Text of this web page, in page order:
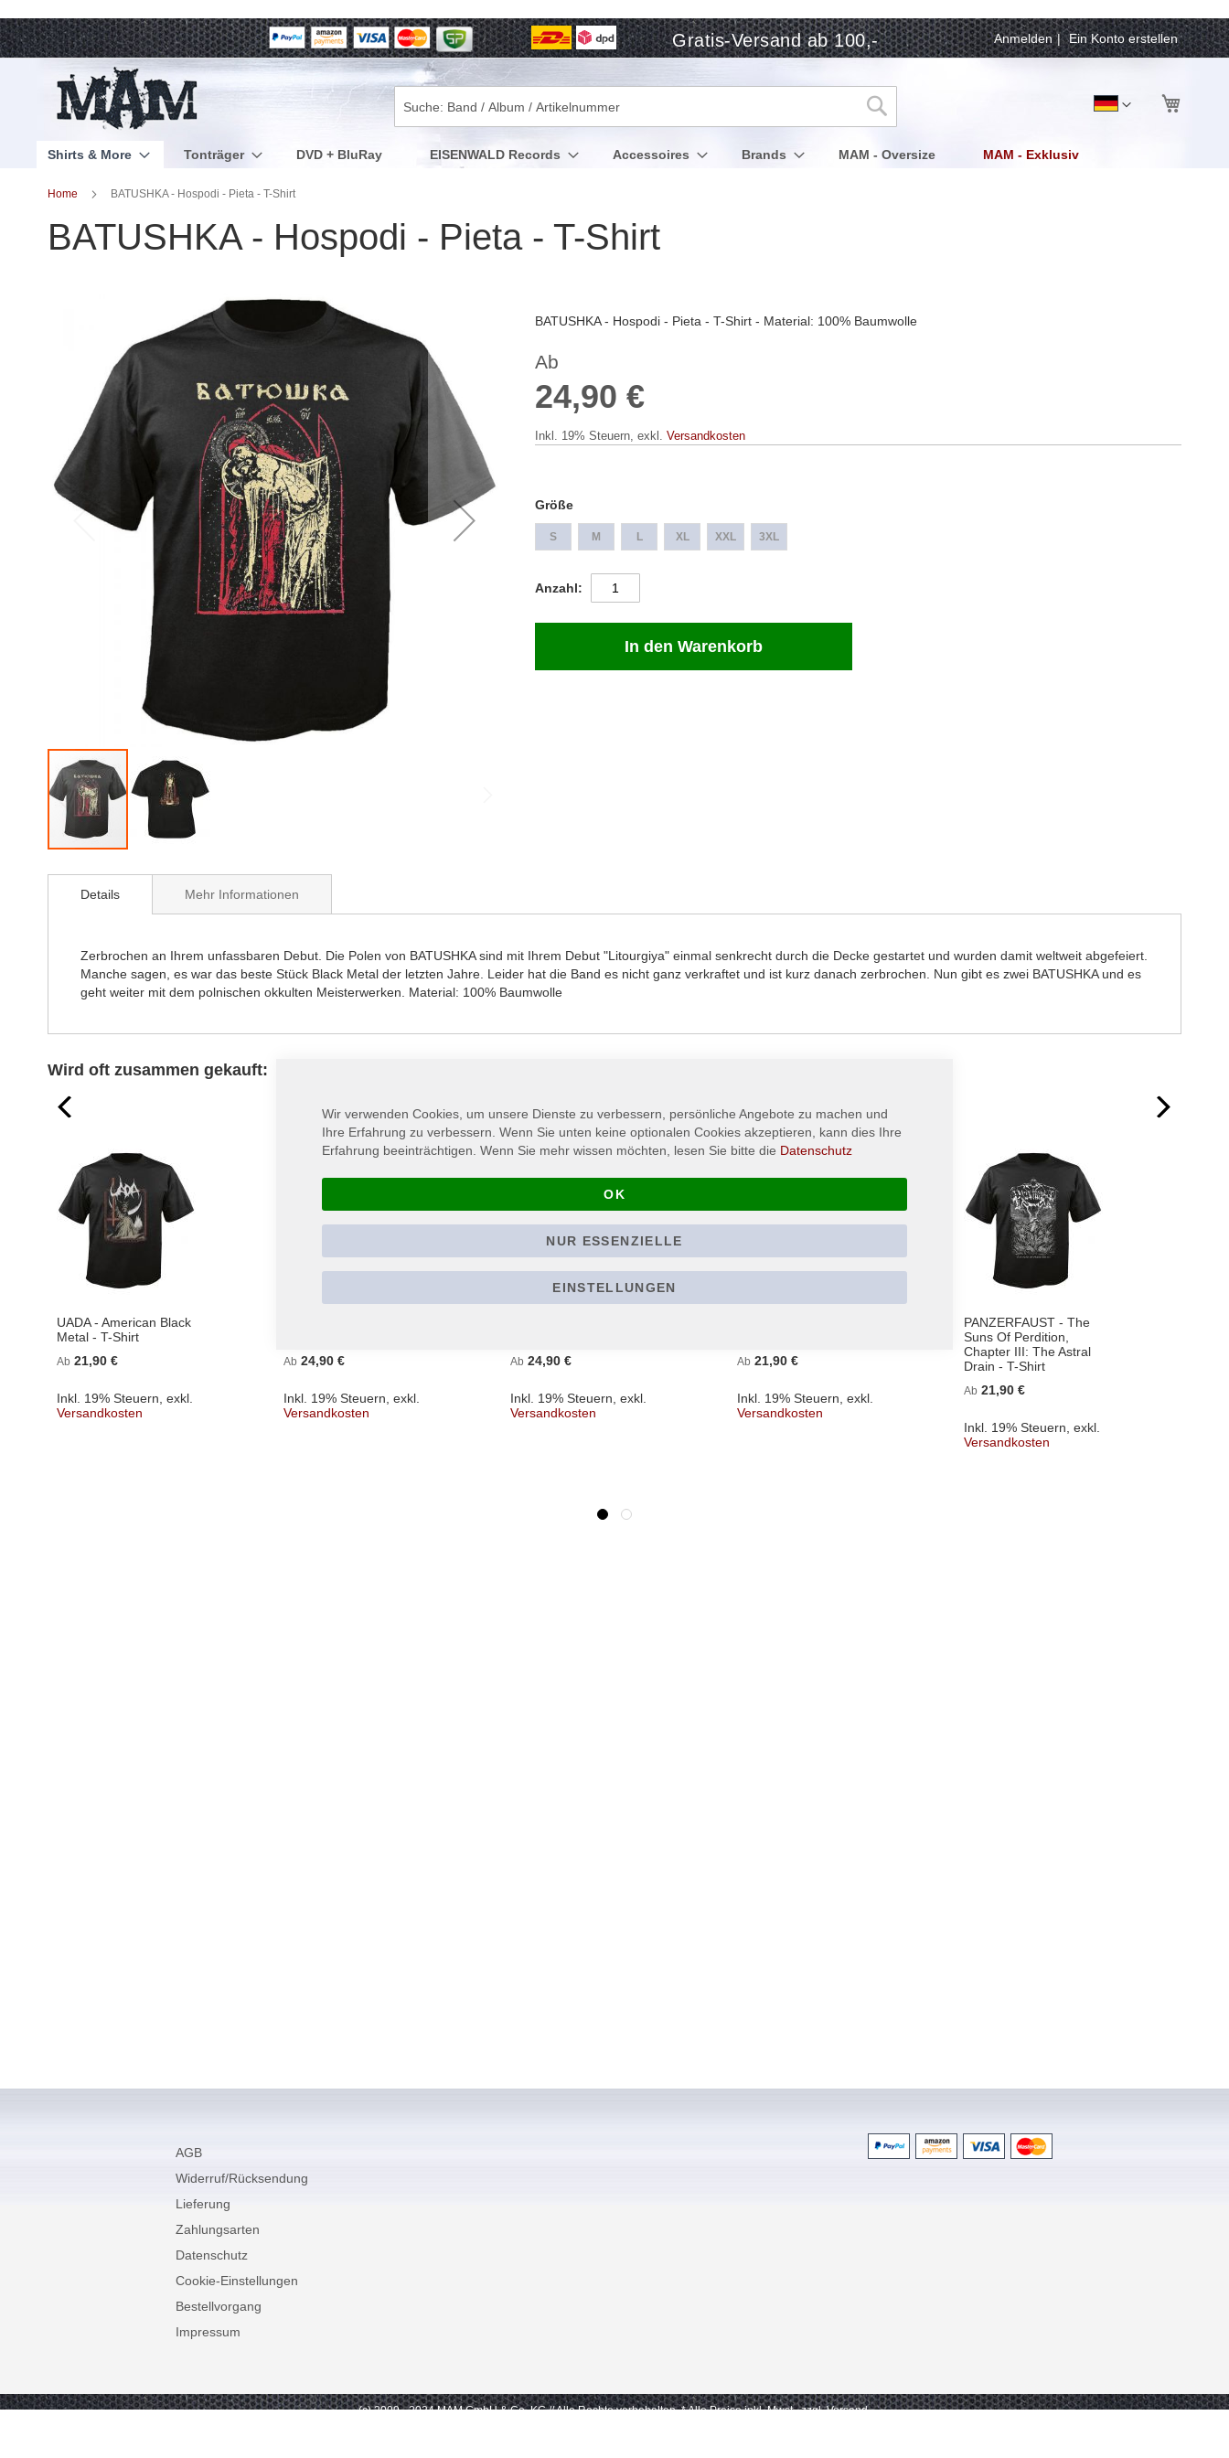
Gratis-Versand ab 100,-
Direkt
Inhalt
Anmelden Ein Konto erstellen
SpracheDeutsch
Suche
Shirts & More
Tonträger DVD + BluRay EISENWALD Records Accessoires Brands MAM - Oversize MAM - Exklusiv
Home BATUSHKA - Hospodi - Pieta - T-Shirt
BATUSHKA - Hospodi - Pieta - T-Shirt
BATUSHKA - Hospodi - Pieta - T-Shirt - Material: 100% Baumwolle
Ab
24,90 €
Inkl. 19% Steuern,exkl.Versandkosten
Größe
S M L XL XXL 3XL
Anzahl
In den Warenkorb
Anfang
Details
Zerbrochen an Ihrem unfassbaren Debut. Die Polen von BATUSHKA sind mit Ihrem Debut "Litourgiya" einmal senkrecht durch die Decke gestartet und wurden damit weltweit abgefeiert.
Manche sagen, es war das beste Stück Black Metal der letzten Jahre. Leider hat die Band es nicht ganz verkraftet und ist kurz danach zerbrochen. Nun gibt es zwei BATUSHKA und es
geht weiter mit dem polnischen okkulten Meisterwerken. Material: 100% Baumwolle
Mehr Informationen
Wird oft zusammen gekauft:
UADA - American Black
Metal - T-Shirt
Ab 21,90 €
Inkl. 19% Steuern exkl.
Versandkosten
Ab 24,90 €
Inkl. 19% Steuern exkl.
Versandkosten
Ab 24,90 €
Inkl. 19% Steuern exkl.
Versandkosten
Ab 21,90 €
Inkl. 19% Steuern exkl.
Versandkosten
PANZERFAUST - The
Suns Of Perdition,
Chapter III: The Astral
Drain - T-Shirt
Ab 21,90 €
Inkl. 19% Steuern exkl.
Versandkosten
AGB
Widerruf/Rücksendung
Lieferung
Zahlungsarten
Datenschutz
Cookie-Einstellungen
Bestellvorgang
Impressum
(c) 2009 - 2024 MAM GmbH & Co. KG // Alle Rechte vorbehalten. * Alle Preise inkl. Mwst., zzgl. Versand.
Wir verwenden Cookies, um unsere Dienste zu verbessern, persönliche Angebote zu machen und
Ihre Erfahrung zu verbessern. Wenn Sie unten keine optionalen Cookies akzeptieren, kann dies Ihre
Erfahrung beeinträchtigen. Wenn Sie mehr wissen möchten, lesen Sie bitte die Datenschutz
OK
NUR ESSENZIELLE
EINSTELLUNGEN